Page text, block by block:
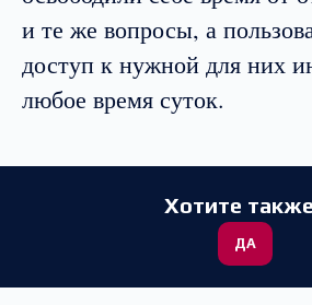
и те же вопросы, а
доступ к нужной для них
любое время суток.
Хотите
ДА